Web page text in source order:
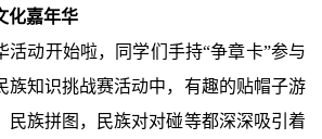
化嘉年华
活动开始啦，同学们手持“争章卡”参与
族知识挑战赛活动中，有趣的贴帽子游
民族拼图，民族对对碰等都深深吸引着